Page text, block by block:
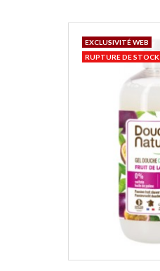
EXCLUSIVITÉ WEB
RUPTURE DE STOCK